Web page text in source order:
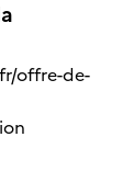
offre-de-